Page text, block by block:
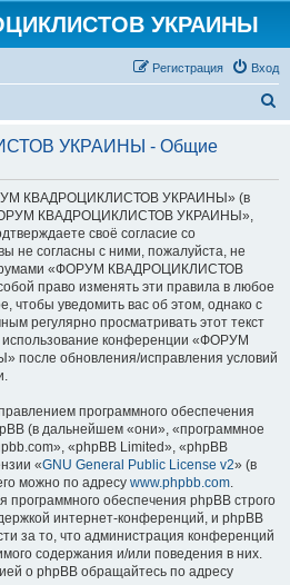
УКРАИНЫ
Вход
Регистрация
с
УКРАИНЫ - Общие
КВАДРОЦИКЛИСТОВ УКРАИНЫ» (в
КВАДРОЦИКЛИСТОВ УКРАИНЫ»,
своё согласие со
не согласны с ними, пожалуйста, не
«ФОРУМ КВАДРОЦИКЛИСТОВ
право изменять эти правила в любое
чтобы уведомить вас об этом, однако с
регулярно просматривать этот текст
использование конференции «ФОРУМ
обновления/исправления условий
программного обеспечения
(в дальнейшем «они», «программное
«phpBB Limited», «phpBB
«GNU General Public License v2» (в
можно по адресу www.phpbb.com.
программного обеспечения phpBB строго
интернет-конференций, и phpBB
за то, что администрация конференций
содержания и/или поведения в них.
о phpBB обращайтесь по адресу